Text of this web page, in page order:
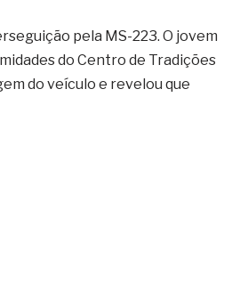
pela MS-223. O jovem
do Centro de Tradições
do veículo e revelou que